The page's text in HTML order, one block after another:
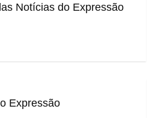
Notícias do Expressão
Expressão